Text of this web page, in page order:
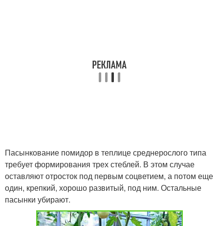
Пасынкование помидор в теплице среднерослого типа
требует формирования трех стеблей. В этом случае
оставляют отросток под первым соцветием, а потом еще
один, крепкий, хорошо развитый, под ним. Остальные
пасынки убирают.